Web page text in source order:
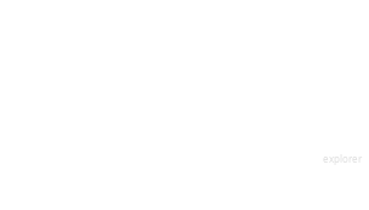
explorer